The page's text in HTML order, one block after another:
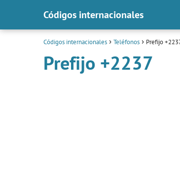
Códigos internacionales
Códigos internacionales Teléfonos Prefijo
Prefijo +2237